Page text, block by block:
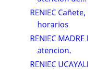
RENIEC
horarios
RENIEC
atencion.
RENIEC